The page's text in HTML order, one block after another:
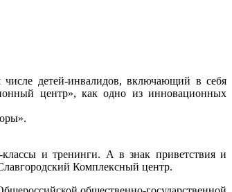
детей-инвалидов, включающий в себя
центр», как одно из инновационных
и тренинги. А в знак приветствия и
Комплексный центр.